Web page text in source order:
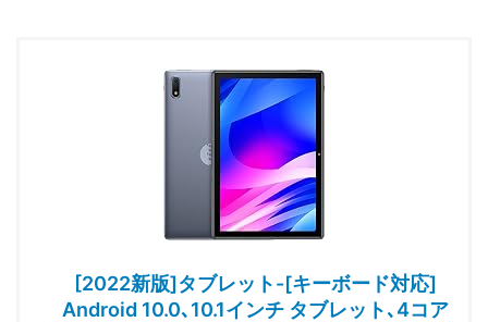
[2022新版]タブレット-[キーボード対応]
Android 10.0､10.1インチ タブレット､4コア